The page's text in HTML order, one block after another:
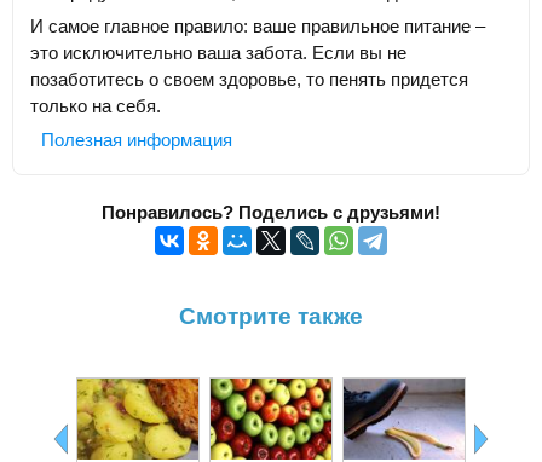
И самое главное правило: ваше правильное питание –
это исключительно ваша забота. Если вы не
позаботитесь о своем здоровье, то пенять придется
только на себя.
Полезная информация
Понравилось? Поделись с друзьями!
Смотрите также